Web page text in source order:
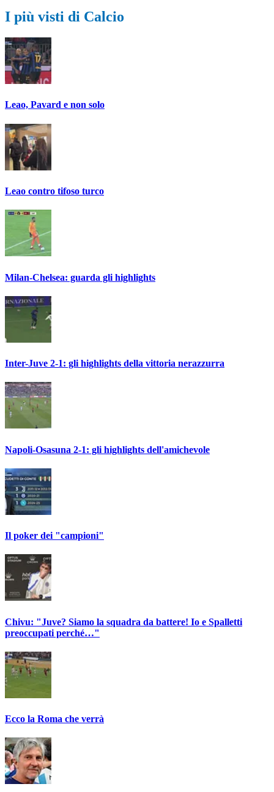
I più visti di Calcio
Leao, Pavard e non solo
Leao contro tifoso turco
Milan-Chelsea: guarda gli highlights
Inter-Juve 2-1: gli highlights della vittoria nerazzurra
Napoli-Osasuna 2-1: gli highlights dell'amichevole
Il poker dei "campioni"
Chivu: "Juve? Siamo la squadra da battere! Io e Spalletti
preoccupati perché…"
Ecco la Roma che verrà